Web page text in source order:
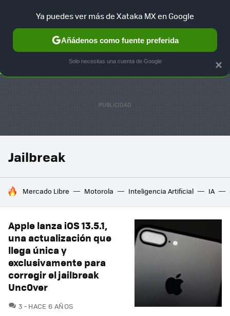
SELECCIÓN GAMING HOME AUTO TERRITORIO
Jailbreak
HOY SE HABLA DE
Mercado Libre Motorola Inteligencia Artificial IA
Apple lanza iOS 13.5.1,
una actualización que
llega única y
exclusivamente para
corregir el jailbreak
Unc0ver
3 COMENTARIOS
HACE 6 AÑOS
×
Ya puedes ver más de Xataka MX en Google
Añádenos como fuente preferida
Solo necesitas una cuenta de Google